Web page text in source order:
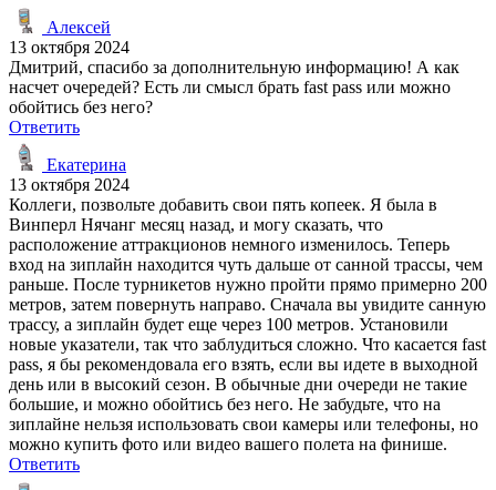
Алексей
13 октября 2024
Дмитрий, спасибо за дополнительную информацию! А как
насчет очередей? Есть ли смысл брать fast pass или можно
обойтись без него?
Ответить
Екатерина
13 октября 2024
Коллеги, позвольте добавить свои пять копеек. Я была в
Винперл Нячанг месяц назад, и могу сказать, что
расположение аттракционов немного изменилось. Теперь
вход на зиплайн находится чуть дальше от санной трассы, чем
раньше. После турникетов нужно пройти прямо примерно 200
метров, затем повернуть направо. Сначала вы увидите санную
трассу, а зиплайн будет еще через 100 метров. Установили
новые указатели, так что заблудиться сложно. Что касается fast
pass, я бы рекомендовала его взять, если вы идете в выходной
день или в высокий сезон. В обычные дни очереди не такие
большие, и можно обойтись без него. Не забудьте, что на
зиплайне нельзя использовать свои камеры или телефоны, но
можно купить фото или видео вашего полета на финише.
Ответить